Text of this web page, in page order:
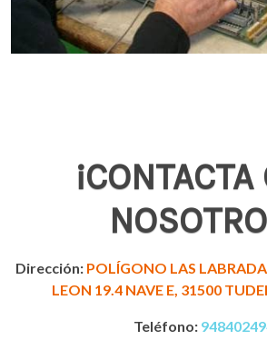
¡CONTACTA
Dirección: POLÍGONO LAS
LEON 19.4 NAVE E, 31500
Teléfono: